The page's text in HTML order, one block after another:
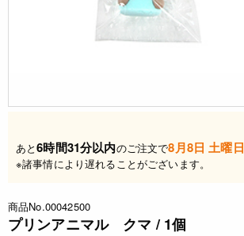
あと6時間31分以内のご注文で8月8日 土曜日
※諸事情により遅れることがございます。
商品No.00042500
プリンアニマル クマ / 1個